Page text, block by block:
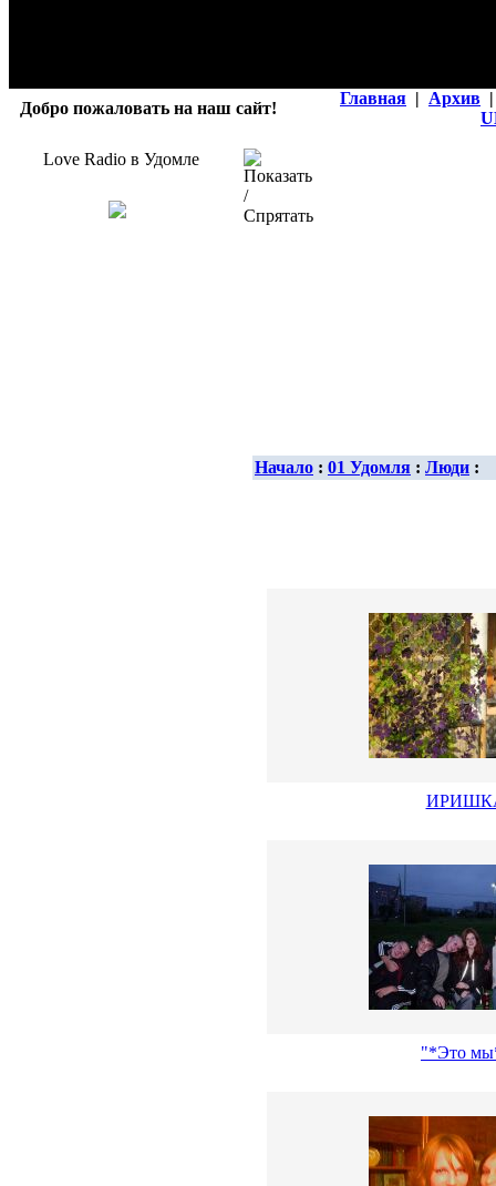
Добро пожаловать на наш сайт!
Главная | Архив |
Love Radio в Удомле
Начало : 01 Удомля : Люди :
"*Это